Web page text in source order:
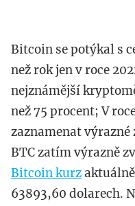
Bitcoin se potýkal s
než rok jen v roce
nejznámější
než 75 procent; V
zaznamenat výrazné
BTC zatím výrazně
Bitcoin kurz
63893,60 dolarech.